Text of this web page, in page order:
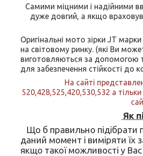
Самими міцними і надійними
дуже довгий, а якщо
Оригінальні мото зірки JT марки
на світовому ринку. (які Ви
виготовляються за допомогою
для забезпечення стійкості до
На сайті
520,428,525,420,530,532 а
Як
Що б правильно підібрати
даний момент і виміряти їх
якщо такої можливості у